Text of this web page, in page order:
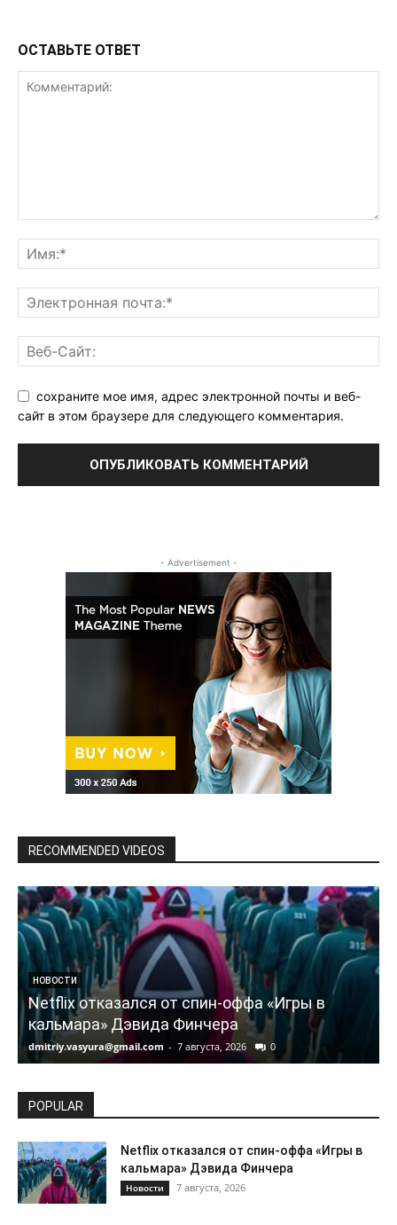
ОСТАВЬТЕ ОТВЕТ
сохраните мое имя, адрес электронной почты и веб-
сайт в этом браузере для следующего комментария.
- Advertisement -
RECOMMENDED VIDEOS
НОВОСТИ
Netflix отказался от спин-оффа «Игры в
кальмара» Дэвида Финчера
dmitriy.vasyura@gmail.com - 7 августа, 2026 0
POPULAR
Netflix отказался от спин-оффа «Игры в
кальмара» Дэвида Финчера
Новости 7 августа, 2026